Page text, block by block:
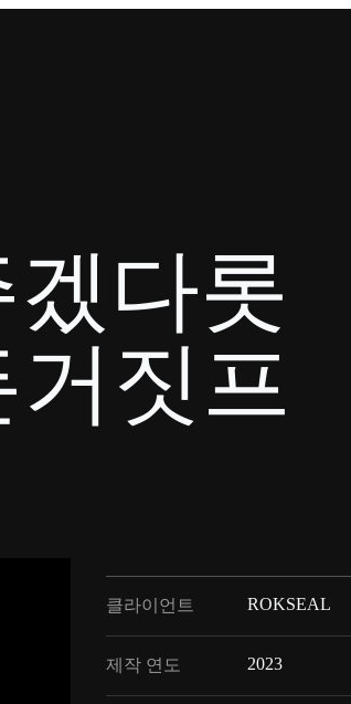
다롯
짓프
클라이언트 ROKSEAL
제작 연도 2023